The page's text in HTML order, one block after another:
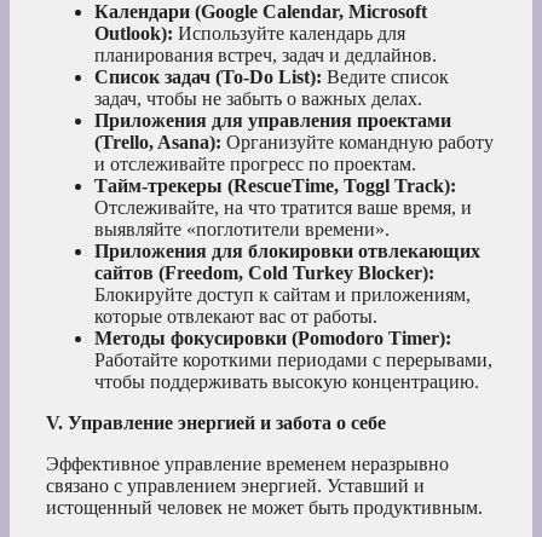
Календари (Google Calendar, Microsoft
Outlook): Используйте календарь для
планирования встреч, задач и дедлайнов.
Список задач (To-Do List): Ведите список
задач, чтобы не забыть о важных делах.
Приложения для управления проектами
(Trello, Asana): Организуйте командную работу
и отслеживайте прогресс по проектам.
Тайм-трекеры (RescueTime, Toggl Track):
Отслеживайте, на что тратится ваше время, и
выявляйте «поглотители времени».
Приложения для блокировки отвлекающих
сайтов (Freedom, Cold Turkey Blocker):
Блокируйте доступ к сайтам и приложениям,
которые отвлекают вас от работы.
Методы фокусировки (Pomodoro Timer):
Работайте короткими периодами с перерывами,
чтобы поддерживать высокую концентрацию.
V. Управление энергией и забота о себе
Эффективное управление временем неразрывно
связано с управлением энергией. Уставший и
истощенный человек не может быть продуктивным.